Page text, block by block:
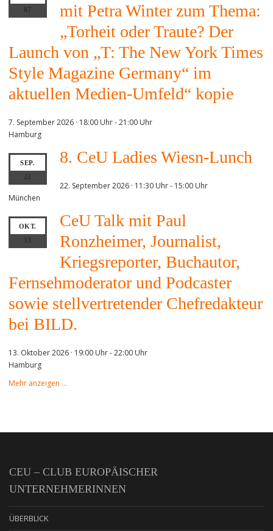
07
mit Petra Winter zum Thema:
„Torheit oder Traute? Der
Launch von „T: The New York Times
Style Magazine Germany“ im
aktuellen Medien-Umfeld“ kopie
7. September 2026 · 18:00 Uhr-21:00 Uhr
Hamburg
SEP.
22
8. CeU Ladies Wiesn-Lunch
22. September 2026 · 11:30 Uhr- 15:00 Uhr
München
OKT.
13
CeU Talk mit Paul
Ronzheimer, Journalist,
Kriegsreporter, Buchautor,
Fernsehmoderator und Podcaster
sowie stellvertretender Chefredakteur
bei BILD.
13. Oktober 2026 · 19:00 Uhr-22:00 Uhr
Hamburg
Mehr anzeigen …
CEU – CLUB EUROPÄISCHER
UNTERNEHMERINNEN
ÜBERBLICK